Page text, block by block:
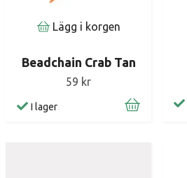
Lägg i korgen
Beadchain Crab Tan
59 kr
I lager